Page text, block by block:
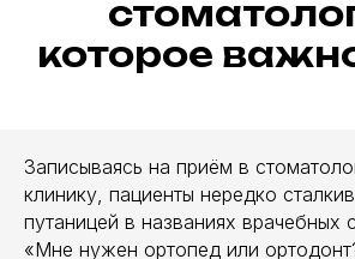
которое
Записываясь на приём в
клинику, пациенты нередко
путаницей в названиях врачебных
«Мне нужен ортопед или